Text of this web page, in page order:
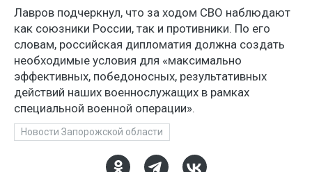
Лавров подчеркнул, что за ходом СВО наблюдают
как союзники России, так и противники. По его
словам, российская дипломатия должна создать
необходимые условия для «максимально
эффективных, победоносных, результативных
действий наших военнослужащих в рамках
специальной военной операции».
Новости Запорожской области